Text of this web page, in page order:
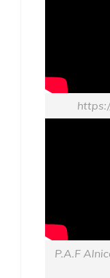
P.A.F